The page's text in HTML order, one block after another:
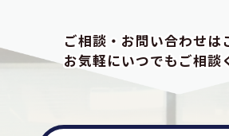
ご相談・お問い合わせは
お気軽にいつでもご相談